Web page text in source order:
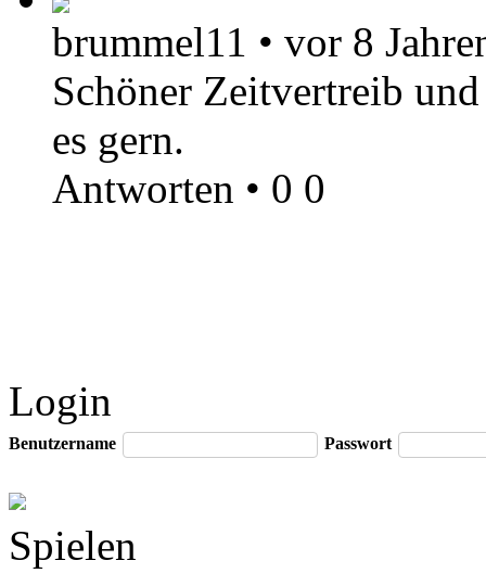
brummel11 • vor 8
Schöner Zeitvertreib
es gern.
Antworten • 0 0
Login
Benutzername Passwort
Spielen